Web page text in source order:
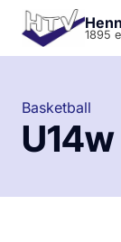
1895
Basketball